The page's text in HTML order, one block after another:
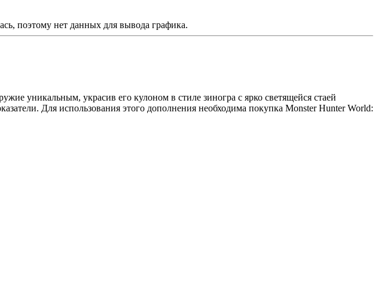
поэтому нет данных для вывода графика.
уникальным, украсив его кулоном в стиле зиногра с ярко светящейся стаей
Для использования этого дополнения необходима покупка Monster Hunter World: